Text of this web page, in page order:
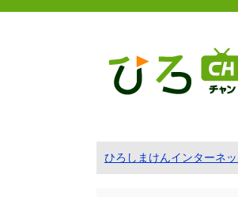
ひろしまけんインターネ